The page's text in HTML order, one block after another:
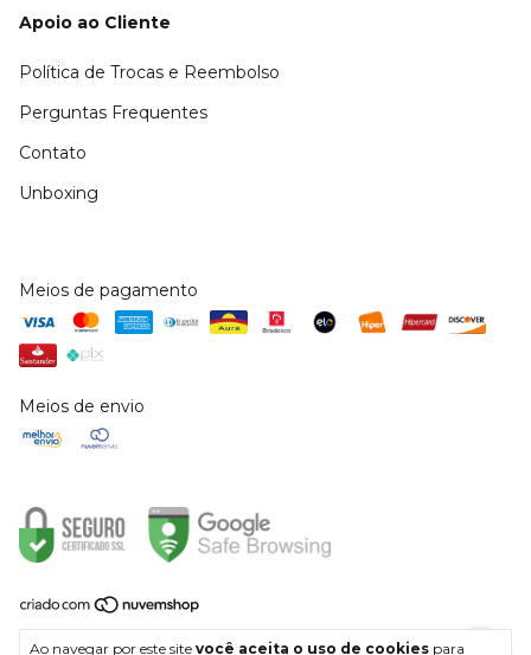
Ao navegar por este site você aceita o uso de cookies para
Apoio ao Cliente
Política de Trocas e Reembolso
Perguntas Frequentes
Contato
Unboxing
Meios de pagamento
Meios de envio
Copyright Doce Donzela - 38430215000115 - 2026. Todos os direitos
reservados.